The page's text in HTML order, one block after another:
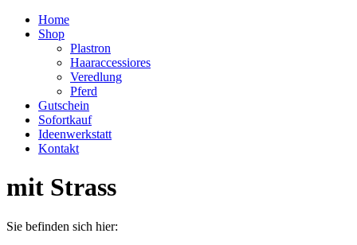
Home
Shop
Plastron
Haaraccessiores
Veredlung
Pferd
Gutschein
Sofortkauf
Ideenwerkstatt
Kontakt
mit Strass
Sie befinden sich hier: